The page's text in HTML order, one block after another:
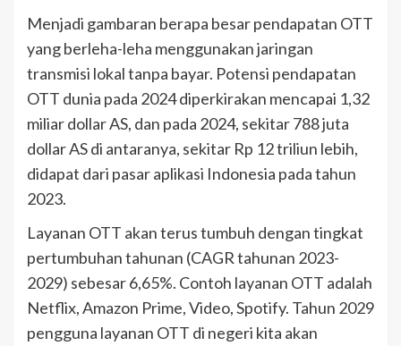
Menjadi gambaran berapa besar pendapatan OTT
yang berleha-leha menggunakan jaringan
transmisi lokal tanpa bayar. Potensi pendapatan
OTT dunia pada 2024 diperkirakan mencapai 1,32
miliar dollar AS, dan pada 2024, sekitar 788 juta
dollar AS di antaranya, sekitar Rp 12 triliun lebih,
didapat dari pasar aplikasi Indonesia pada tahun
2023.
Layanan OTT akan terus tumbuh dengan tingkat
pertumbuhan tahunan (CAGR tahunan 2023-
2029) sebesar 6,65%. Contoh layanan OTT adalah
Netflix, Amazon Prime, Video, Spotify. Tahun 2029
pengguna layanan OTT di negeri kita akan